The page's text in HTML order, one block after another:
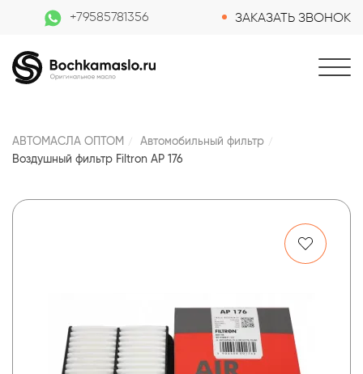
+79585781356 ЗАКАЗАТЬ ЗВОНОК
АВТОМАСЛА ОПТОМ
Автомобильный фильтр
Воздушный фильтр Filtron AP 176